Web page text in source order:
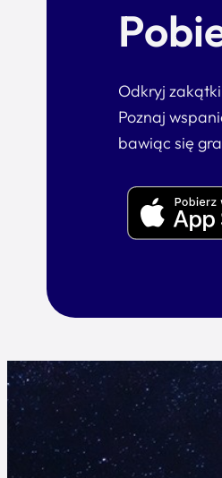
Odkryj
Poznaj
bawiąc się